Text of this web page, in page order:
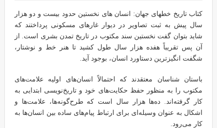
کتاب تاریخ خطهای جهان: انسان های نخستین حدود بیست و دو هزار
سال پیش به ثبت تصاویر در دیوار غارهای مسکونی پرداختند که
شاید بتوان گفت نخستین سند مکتوب در تاریخ تمدن بشری است. از
آن پس تقریباً هفده هزار سال طول کشید تا هنر خط و نوشتار،
شگفت انگیزترین دستاورد انسان، بوجود آید.
باستان شناسان معتقدند که احتمالاً انسان‌های اولیه علامت‌های
مکتوب را به منظور حفظ حکایت‌های خود و تاریخ‌نویسی ابتدایی به
کار گرفته‌اند. ده‌ها هزار سال است که طرح‌گونه‌ها، علامت‌ها و
اشکال به عنوان وسیله‌ای برای ارتباط پیام‌های ساده بین انسان‌ها به
کار می‌رود.